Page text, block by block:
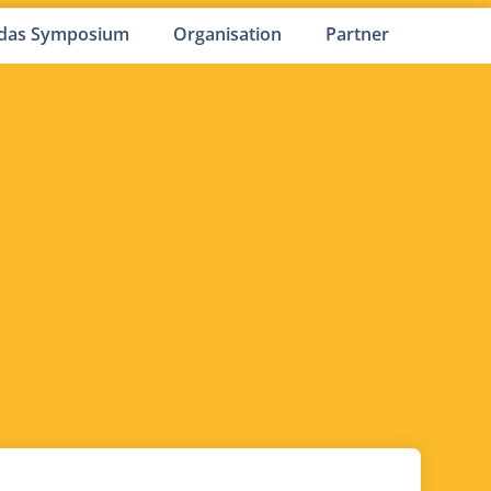
Symposium Organisation Partner